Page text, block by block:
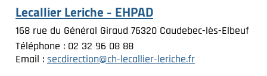
Lecallier Leriche - EHPAD
168 rue du Général Giraud 76320 Caudebec-lès-Elbeuf
Téléphone : 02 32 96 08 88
Email : secdirection@ch-lecallier-leriche.fr